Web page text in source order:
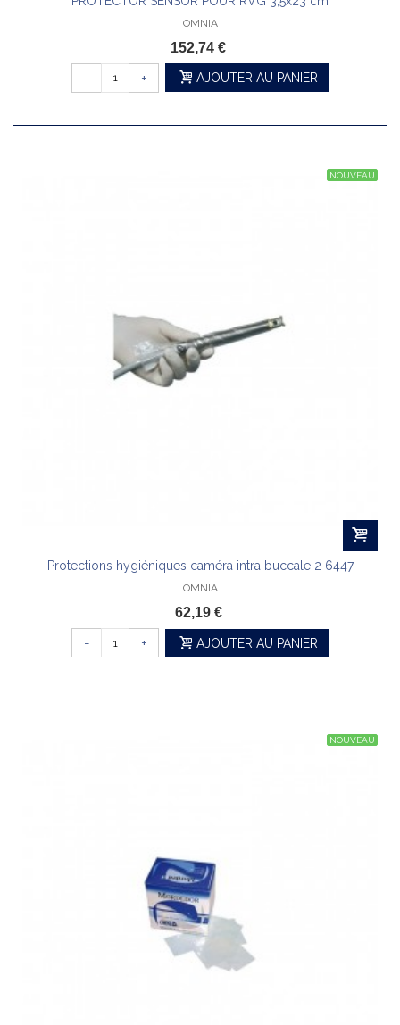
OMNIA
152,74 €
- + AJOUTER AU PANIER
NOUVEAU
Protections hygiéniques caméra intra buccale 2 6447
OMNIA
62,19 €
- + AJOUTER AU PANIER
NOUVEAU